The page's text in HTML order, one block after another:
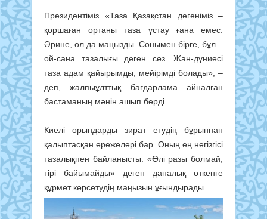
Президентіміз «Таза Қазақстан дегеніміз –
қоршаған ортаны таза ұстау ғана емес.
Әрине, ол да маңызды. Сонымен бірге, бұл –
ой-сана тазалығы деген сөз. Жан-дүниесі
таза адам қайырымды, мейірімді болады», –
деп, жалпыұлттық бағдарлама айналған
бастаманың мәнін ашып берді.
Киелі орындарды зират етудің бұрыннан
қалыптасқан ережелері бар. Оның ең негізгісі
тазалықпен байланысты. «Өлі разы болмай,
тірі байымайды» деген даналық өткенге
құрмет көрсетудің маңызын ұғындырады.